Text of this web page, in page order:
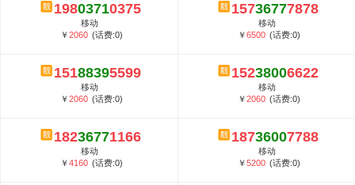
5G套餐资费贵吗？与国际相比很低会...
郑州全号网选号流程官方选号平台...
19803710375
移动
￥2060 (话费:0)
15736777878
移动
￥6500 (话费:0)
15188395599
移动
￥2060 (话费:0)
15238006622
移动
￥2060 (话费:0)
18236771166
移动
￥4160 (话费:0)
18736007788
移动
￥5200 (话费:0)